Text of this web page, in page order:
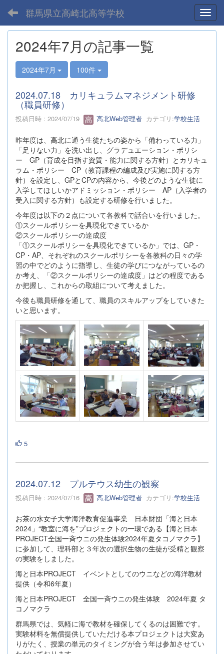
群馬県立高崎北高等学校
2024年7月の記事一覧
2024年7月 100件
2024.07.18 カリキュラムマネジメント研修
（職員研修）
投稿日時 : 2024/07/19 高北Web管理者 カテゴリ:学校生活
昨年度は、高北に通う生徒たちの姿から「備わっている力」
「足りない力」を洗い出し、グラデュエーション・ポリシ
ー GP（育成を目指す資質・能力に関する方針）とカリキュ
ラム・ポリシー CP（教育課程の編成及び実施に関する方
針）を設定し、GPとCPの内容から、今後どのような生徒に
入学してほしいかアドミッション・ポリシー AP（入学者の
受入に関する方針）も設定する研修を行いました。
今年度は以下の２点について各教科で話合いを行いました。
①スクールポリシーを具現化できているか
②スクールポリシーの達成度
「①スクールポリシーを具現化できているか」では、GP・
CP・AP、それぞれのスクールポリシーを各教科の日々の学
習の中でどのように指導し、生徒の学びにつながっているの
か考え、「②スクールポリシーの達成度」はどの程度である
か把握し、これからの取組について考えました。
今後も職員研修を通して、職員のスキルアップをしていきた
いと思います。
5
2024.07.12 プルテウス幼生の観察
投稿日時 : 2024/07/16 高北Web管理者 カテゴリ:学校生活
お茶の水女子大学海洋教育促進事業 日本財団「海と日本
2024」“教室に海を”プロジェクトの一環である【海と日本
PROJECT全国一斉ウニの発生体験2024年夏タコノマクラ】
に参加して、理科部と３年次の選択生物の生徒が受精と観察
の実験をしました。
海と日本PROJECT イベントとしてのウニなどの海洋教材
提供（令和6年夏）
海と日本PROJECT 全国一斉ウニの発生体験 2024年夏 タ
コノマクラ
群馬県では、気軽に海で教材を確保してくるのは困難です。
実験材料を無償提供していただける本プロジェクトは大変あ
りがたく、授業の単元のタイミングが合う年は参加させてい